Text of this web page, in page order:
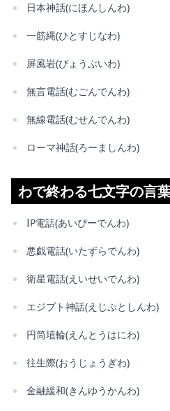
日本神話(にほんしんわ)
一筋縄(ひとすじなわ)
屏風岩(びょうぶいわ)
無言電話(むごんでんわ)
無線電話(むせんでんわ)
ローマ神話(ろーましんわ)
わで終わる七文字の言
IP電話(あいぴーでんわ)
悪戯電話(いたずらでんわ)
衛星電話(えいせいでんわ)
エジプト神話(えじぷとしんわ)
円筒埴輪(えんとうはにわ)
往生際(おうじょうぎわ)
金融緩和(きんゆうかんわ)